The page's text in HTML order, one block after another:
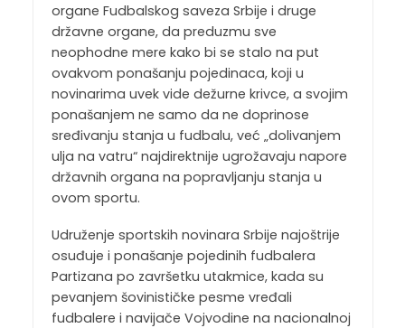
organe Fudbalskog saveza Srbije i druge
državne organe, da preduzmu sve
neophodne mere kako bi se stalo na put
ovakvom ponašanju pojedinaca, koji u
novinarima uvek vide dežurne krivce, a svojim
ponašanjem ne samo da ne doprinose
sređivanju stanja u fudbalu, već „dolivanjem
ulja na vatru“ najdirektnije ugrožavaju napore
državnih organa na popravljanju stanja u
ovom sportu.
Udruženje sportskih novinara Srbije najoštrije
osuđuje i ponašanje pojedinih fudbalera
Partizana po završetku utakmice, kada su
pevanjem šovinističke pesme vređali
fudbalere i navijače Vojvodine na nacionalnoj